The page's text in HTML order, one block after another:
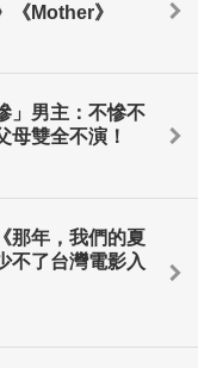
《Mother》
」男主：不慘不
母雙全不演！
那年，我們的夏
不了台灣電影入